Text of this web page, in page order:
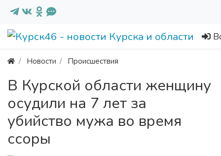
Новости Происшествия
В Курской области женщину
осудили на 7 лет за
убийство мужа во время
ссоры